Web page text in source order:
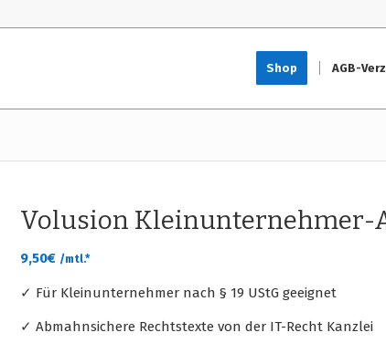
Shop AGB-
Volusion Kleinunternehmer-
9,50€ /mtl.*
✓ Für Kleinunternehmer nach § 19 UStG geeignet
✓ Abmahnsichere Rechtstexte von der IT-Recht Kanzlei